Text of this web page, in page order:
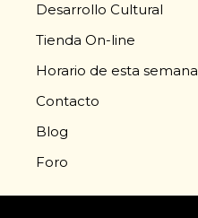
Desarrollo Cultural
Tienda On-line
Horario de esta semana
Contacto
Blog
Foro